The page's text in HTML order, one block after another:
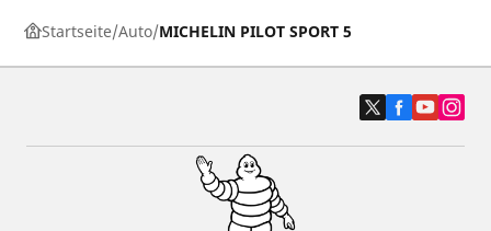
Startseite Auto MICHELIN PILOT SPORT 5